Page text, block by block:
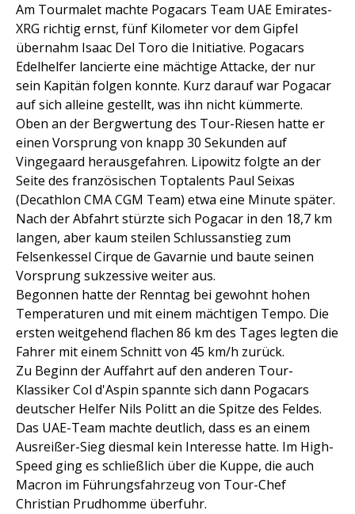
Am Tourmalet machte Pogacars Team UAE Emirates-
XRG richtig ernst, fünf Kilometer vor dem Gipfel
übernahm Isaac Del Toro die Initiative. Pogacars
Edelhelfer lancierte eine mächtige Attacke, der nur
sein Kapitän folgen konnte. Kurz darauf war Pogacar
auf sich alleine gestellt, was ihn nicht kümmerte.
Oben an der Bergwertung des Tour-Riesen hatte er
einen Vorsprung von knapp 30 Sekunden auf
Vingegaard herausgefahren. Lipowitz folgte an der
Seite des französischen Toptalents Paul Seixas
(Decathlon CMA CGM Team) etwa eine Minute später.
Nach der Abfahrt stürzte sich Pogacar in den 18,7 km
langen, aber kaum steilen Schlussanstieg zum
Felsenkessel Cirque de Gavarnie und baute seinen
Vorsprung sukzessive weiter aus.
Begonnen hatte der Renntag bei gewohnt hohen
Temperaturen und mit einem mächtigen Tempo. Die
ersten weitgehend flachen 86 km des Tages legten die
Fahrer mit einem Schnitt von 45 km/h zurück.
Zu Beginn der Auffahrt auf den anderen Tour-
Klassiker Col d'Aspin spannte sich dann Pogacars
deutscher Helfer Nils Politt an die Spitze des Feldes.
Das UAE-Team machte deutlich, dass es an einem
Ausreißer-Sieg diesmal kein Interesse hatte. Im High-
Speed ging es schließlich über die Kuppe, die auch
Macron im Führungsfahrzeug von Tour-Chef
Christian Prudhomme überfuhr.